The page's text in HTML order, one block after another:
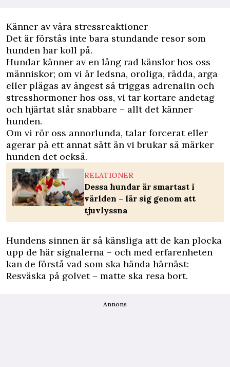
Känner av våra stressreaktioner
Det är förstås inte bara stundande resor som
hunden har koll på.
Hundar känner av en lång rad känslor hos oss
människor; om vi är ledsna, oroliga, rädda, arga
eller plågas av ångest så triggas adrenalin och
stresshormoner hos oss, vi tar kortare andetag
och hjärtat slår snabbare – allt det känner
hunden.
Om vi rör oss annorlunda, talar forcerat eller
agerar på ett annat sätt än vi brukar så märker
hunden det också.
RELATIONER
Dessa hundar är smartast i
världen – lär sig genom att
tjuvlyssna
Hundens sinnen är så känsliga att de kan plocka
upp de här signalerna – och med erfarenheten
kan de förstå vad som ska hända härnäst:
Resväska på golvet – matte ska resa bort.
Annons